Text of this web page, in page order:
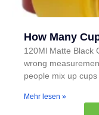
How Many
120Ml Matte Black
wrong
people mix up
Mehr lesen »